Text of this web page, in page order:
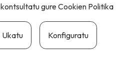
gureCookien Politika
Ukatu Konfiguratu